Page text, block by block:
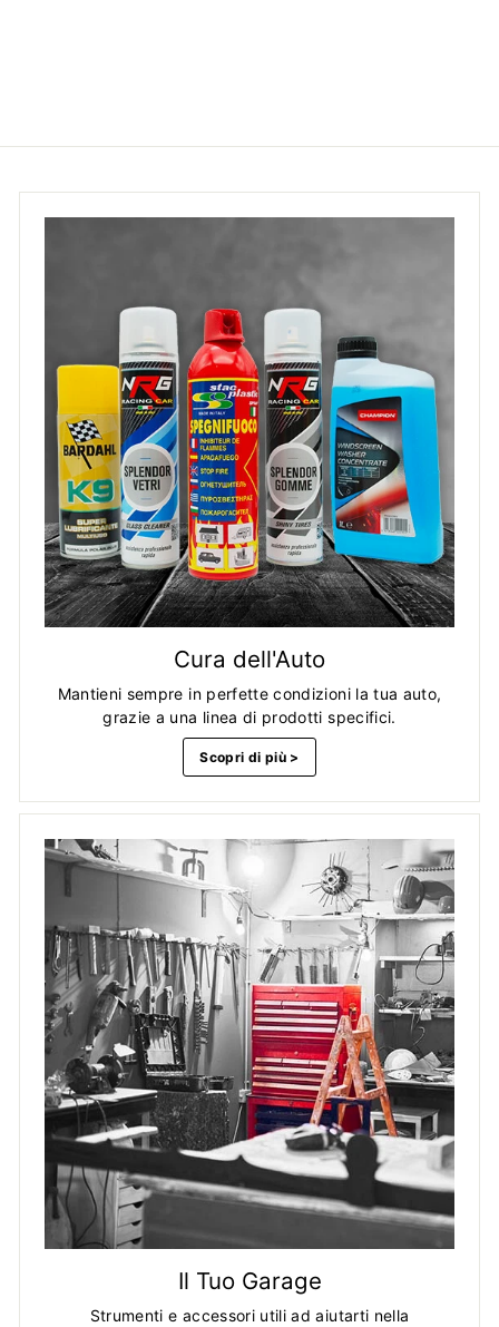
Cura dell'Auto
Mantieni sempre in perfette condizioni la tua auto,
grazie a una linea di prodotti specifici.
Scopri di più >
Il Tuo Garage
Strumenti e accessori utili ad aiutarti nella